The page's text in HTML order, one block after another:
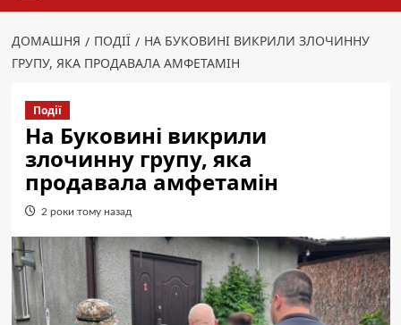
ДОМАШНЯ ПОДІЇ
НА БУКОВИНІ ВИКРИЛИ ЗЛОЧИННУ
ГРУПУ, ЯКА ПРОДАВАЛА АМФЕТАМІН
Події
На Буковині викрили
злочинну групу, яка
продавала амфетамін
2 роки тому назад